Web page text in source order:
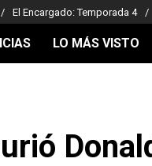
El Encargado: Temporada 4
LO MÁS VISTO